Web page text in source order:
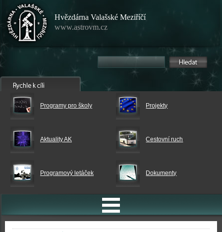
Hvězdárna Valašské Meziříčí
www.astrovm.cz
Programy pro školy Projekty
Aktuality AK Cestovní ruch
Programový letáček Dokumenty